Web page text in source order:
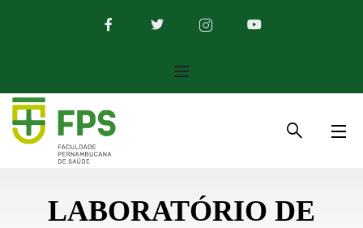
LABORATÓRIO DE